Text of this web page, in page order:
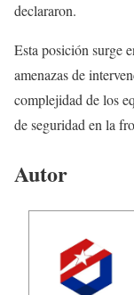
declararon.
Esta posición surge
amenazas de
complejidad de los
de seguridad en la
Autor